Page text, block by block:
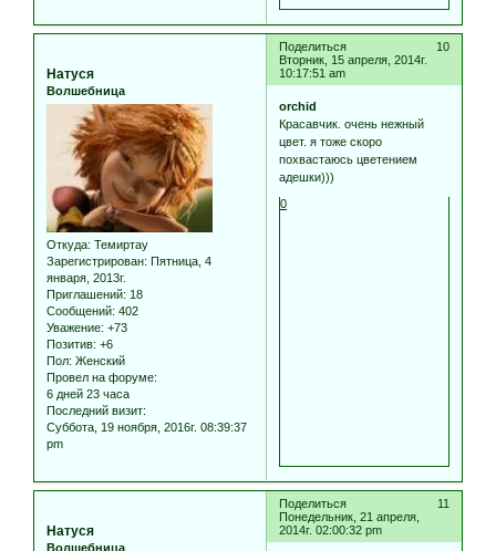
Поделиться
10
Вторник, 15 апреля, 2014г.
10:17:51 am
Натуся
Волшебница
Откуда: Темиртау
Зарегистрирован: Пятница, 4
января, 2013г.
Приглашений: 18
Сообщений: 402
Уважение: +73
Позитив: +6
Пол: Женский
Провел на форуме:
6 дней 23 часа
Последний визит:
Суббота, 19 ноября, 2016г. 08:39:37
pm
orchid
Красавчик. очень нежный
цвет. я тоже скоро
похвастаюсь цветением
адешки)))
0
Поделиться
11
Понедельник, 21 апреля,
2014г. 02:00:32 pm
Натуся
Волшебница